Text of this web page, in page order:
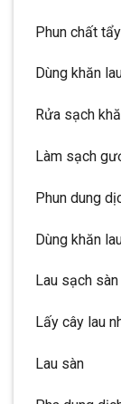
Phun chất
Dùng khăn
Rửa sạch
Làm sạch
Phun dung
Dùng khăn
Lau sạch
Lấy cây lau
Lau sàn